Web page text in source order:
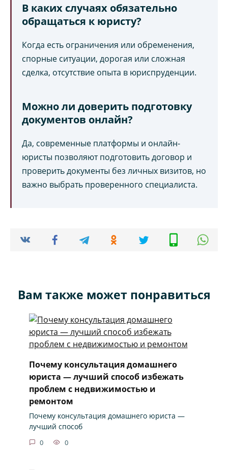
В каких случаях обязательно
обращаться к юристу?
Когда есть ограничения или обременения,
спорные ситуации, дорогая или сложная
сделка, отсутствие опыта в юриспруденции.
Можно ли доверить подготовку
документов онлайн?
Да, современные платформы и онлайн-
юристы позволяют подготовить договор и
проверить документы без личных визитов, но
важно выбрать проверенного специалиста.
Вам также может понравиться
Почему консультация домашнего
юриста — лучший способ избежать
проблем с недвижимостью и
ремонтом
Почему консультация домашнего юриста —
лучший способ
0 0